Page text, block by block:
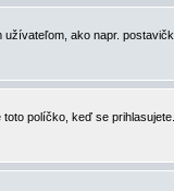
ako napr.
políčko, keď se